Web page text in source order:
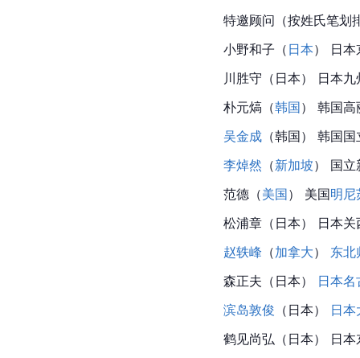
特邀顾问（按姓氏笔划
小野和子（ 日本） 日
川胜守（日本） 日本
朴元熇（韩国） 韩国
吴金成 （韩国） 韩国
李焯然 （新加坡） 国
范德（美国） 美国明尼
松浦章（日本） 日本关
赵轶峰 （加拿大） 东北
森正夫（日本） 日本名
滨岛敦俊 （日本） 日
鹤见尚弘（日本） 日